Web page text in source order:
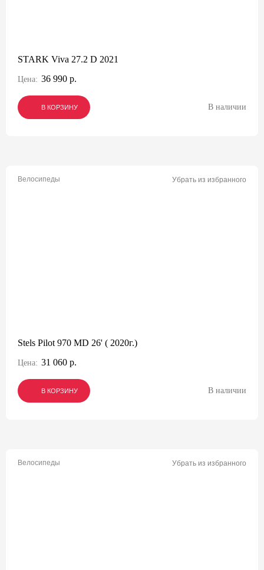
STARK Viva 27.2 D 2021
Цена: 36 990 р.
В КОРЗИНУ
В КОРЗИНУ
В КОРЗИНУ В наличии
Велосипеды Убрать из избранного
Stels Pilot 970 MD 26' ( 2020г.)
Цена: 31 060 р.
В КОРЗИНУ
В КОРЗИНУ
В КОРЗИНУ В наличии
Велосипеды Убрать из избранного